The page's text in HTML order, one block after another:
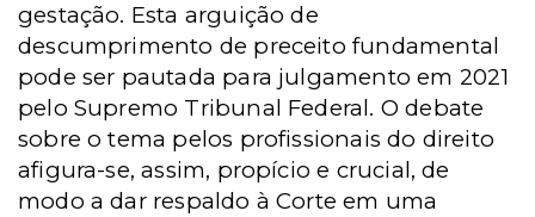
gestação. Esta arguição de
descumprimento de preceito fundamental
pode ser pautada para julgamento em 2021
pelo Supremo Tribunal Federal. O debate
sobre o tema pelos profissionais do direito
afigura-se, assim, propício e crucial, de
modo a dar respaldo à Corte em uma